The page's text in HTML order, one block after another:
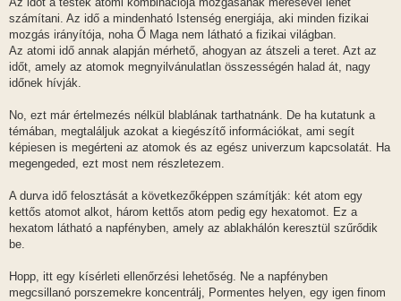
számítani. Az idő a mindenható Istenség energiája, aki minden fizikai
mozgás irányítója, noha Ő Maga nem látható a fizikai világban.
Az atomi idő annak alapján mérhető, ahogyan az átszeli a teret. Azt az
időt, amely az atomok megnyilvánulatlan összességén halad át, nagy
időnek hívják.
No, ezt már értelmezés nélkül blablának tarthatnánk. De ha kutatunk a
témában, megtaláljuk azokat a kiegészítő információkat, ami segít
képiesen is megérteni az atomok és az egész univerzum kapcsolatát. Ha
megengeded, ezt most nem részletezem.
A durva idő felosztását a következőképpen számítják: két atom egy
kettős atomot alkot, három kettős atom pedig egy hexatomot. Ez a
hexatom látható a napfényben, amely az ablakhálón keresztül szűrődik
be.
Hopp, itt egy kísérleti ellenőrzési lehetőség. Ne a napfényben
megcsillanó porszemekre koncentrálj, Pormentes helyen, egy igen finom